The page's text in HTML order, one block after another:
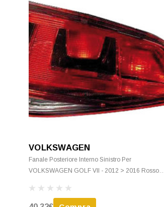
VOLKSWAGEN
Fanale Posteriore Interno Sinistro Per
VOLKSWAGEN GOLF VII - 2012 > 2016 Rosso